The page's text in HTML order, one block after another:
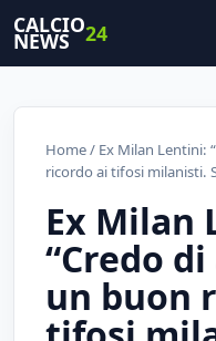
CALCIO
NEWS 24
Home/ Ex Milan Lentini:
ricordo ai tifosi milanisti.
Ex Milan
“Credo
un buon